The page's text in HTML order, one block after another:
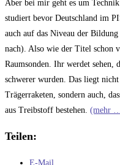
Aber bei mir geht es um
studiert bevor Deutschland im
auch auf das Niveau der
nach). Also wie der Titel schon
Raumsonden. Ihr werdet sehen,
schwerer wurden. Das liegt
Trägerraketen, sondern auch,
aus Treibstoff bestehen. (mehr
Teilen:
E-Mail